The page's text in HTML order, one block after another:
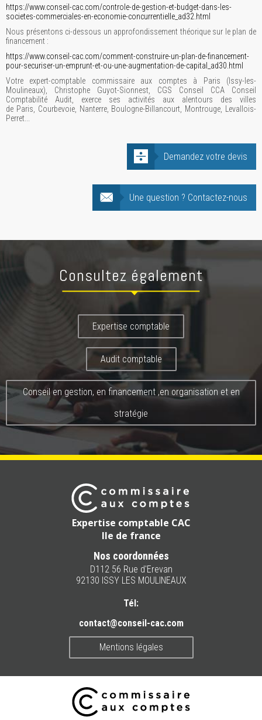
https://www.conseil-cac.com/controle-de-gestion-et-budget-dans-les-
societes-commerciales-en-economie-concurrentielle_ad32.html
Nous présentons ci-dessous un approfondissement théorique sur le plan de
financement :
https://www.conseil-cac.com/comment-construire-un-plan-de-financement-
pour-securiser-un-emprunt-et-ou-une-augmentation-de-capital_ad30.html
Votre expert-comptable commissaire aux comptes à Paris (Issy-les-
Moulineaux), Christophe Guyot-Sionnest, CGS Conseil CCA Conseil
Comptabilité Audit, exerce ses activités aux alentours des villes
de Paris, Courbevoie, Nanterre, Boulogne-Billancourt, Montrouge, Levallois-
Perret...
Demandez votre devis
Une question ? Contactez-nous
Consultez également
Expertise comptable
Audit comptable
Conseil en gestion, en financement ,en organisation et en
stratégie
Expertise comptable CAC
Ile de france
Nos coordonnées
D112 56 Rue d'Erevan
92130 ISSY LES MOULINEAUX
Tél:
contact@conseil-cac.com
Mentions légales